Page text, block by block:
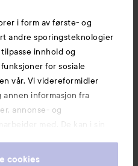
i form av første- og
andre sporingsteknologier
innhold og
for sosiale
vår. Vi videreformidler
informasjon fra
annonse- og
med. De kan i sin
eller som de har samlet
cookies